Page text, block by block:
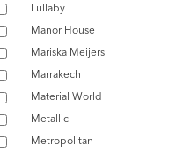
Lullaby
Manor House
Mariska Meijers
Marrakech
Material World
Metallic
Metropolitan